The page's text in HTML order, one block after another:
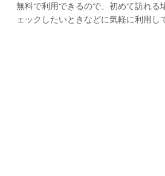
無料で利用できるので、初めて訪れる
ェックしたいときなどに気軽に利用し